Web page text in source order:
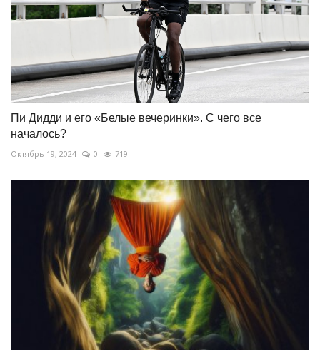
Пи Дидди и его «Белые вечеринки». С чего все
началось?
Октябрь 19, 2024 0 719